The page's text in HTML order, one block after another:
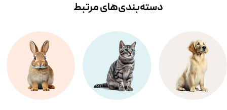
دسته‌بندی‌‌های مرتبط